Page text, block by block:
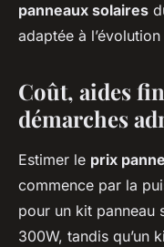
panneaux solaires
adaptée à
Coût, aides
démarches
Estimer le prix
commence par la
pour un kit panneau
300W, tandis qu’un